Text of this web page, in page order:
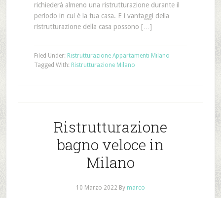
richiederà almeno una ristrutturazione durante il
periodo in cui è la tua casa. E i vantaggi della
ristrutturazione della casa possono […]
Filed Under: Ristrutturazione Appartamenti Milano
Tagged With: Ristrutturazione Milano
Ristrutturazione
bagno veloce in
Milano
10 Marzo 2022 By marco